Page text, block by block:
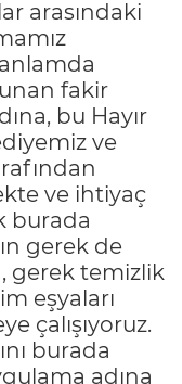
arasındaki
fakir
bu Hayır
ve
ve ihtiyaç
burada
gerek de
gerek temizlik
eşyaları
çalışıyoruz.
burada
adına